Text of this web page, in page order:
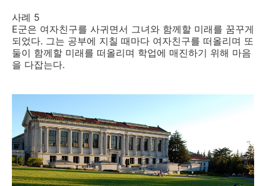
사례 5
E군은 여자친구를 사귀면서 그녀와 함께할 미래를 꿈꾸게
되었다. 그는 공부에 지칠 때마다 여자친구를 떠올리며 또
둘이 함께할 미래를 떠올리며 학업에 매진하기 위해 마음
을 다잡는다.